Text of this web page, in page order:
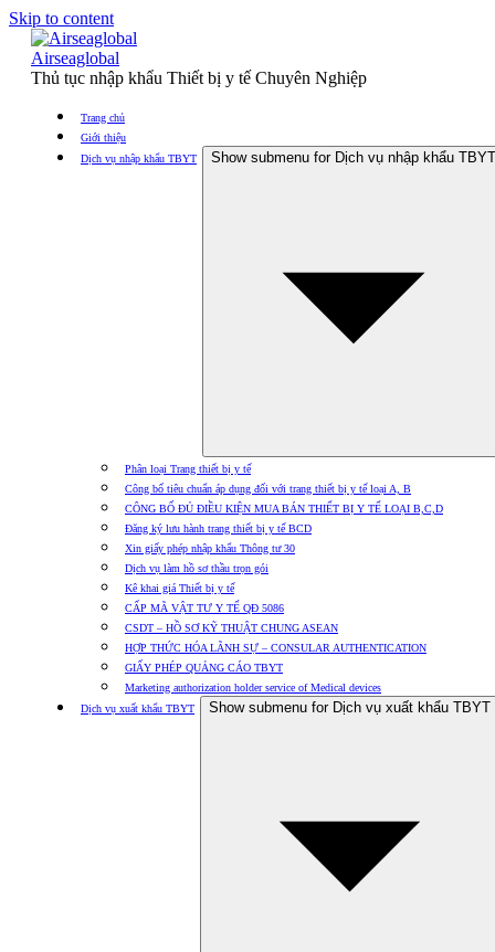
Skip to content
Airseaglobal
Thủ tục nhập khẩu Thiết bị y tế Chuyên Nghiệp
Trang chủ
Giới thiệu
Dịch vụ nhập khẩu TBYT
Show submenu for Dịch vụ nhập khẩu TBYT
Phân loại Trang thiết bị y tế
Công bố tiêu chuẩn áp dụng đối với trang thiết bị y tế loại A, B
CÔNG BỐ ĐỦ ĐIỀU KIỆN MUA BÁN THIẾT BỊ Y TẾ LOẠI B,C,D
Đăng ký lưu hành trang thiết bị y tế BCD
Xin giấy phép nhập khẩu Thông tư 30
Dịch vụ làm hồ sơ thầu trọn gói
Kê khai giá Thiết bị y tế
CẤP MÃ VẬT TƯ Y TẾ QĐ 5086
CSDT – HỒ SƠ KỸ THUẬT CHUNG ASEAN
HỢP THỨC HÓA LÃNH SỰ – CONSULAR AUTHENTICATION
GIẤY PHÉP QUẢNG CÁO TBYT
Marketing authorization holder service of Medical devices
Dịch vụ xuất khẩu TBYT
Show submenu for Dịch vụ xuất khẩu TBYT